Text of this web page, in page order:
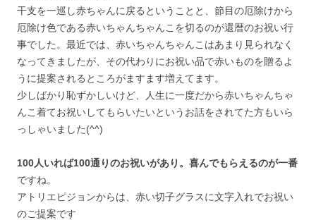
干支を一巡し赤ちゃんに戻るということと、節目の厄除けから
厄除け色である赤いちゃんちゃんこを切るのが還暦のお祝い行
事でした。最近では、赤いちゃんちゃんこはあまり見られなく
なってきましたが、その代わりにお祝い品で赤いものを贈るよ
うに提案されるところがますます増えてます。
少しばかり恥ずかしいけど、人生に一度だから赤いちゃんちゃ
んこ着てお祝いしてもらいたいというお話をされてた方もいら
っしゃいました(^^)
100人いれば100通りのお祝いがあり。喜んでもらえるのが一番
ですね。
アトリエピジョンからは、赤い切子グラスに文字入れでお祝い
のご提案です